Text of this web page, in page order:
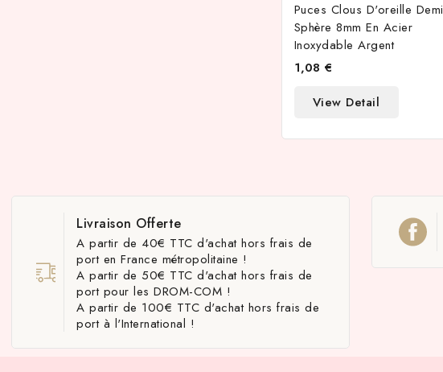
Puces Clous D'oreille Demi
Sphère 8mm En Acier
Inoxydable Argent
1,08 €
View Detail
Livraison Offerte
A partir de 40€ TTC d'achat hors frais de
port en France métropolitaine !
A partir de 50€ TTC d'achat hors frais de
port pour les DROM-COM !
A partir de 100€ TTC d'achat hors frais de
port à l'International !